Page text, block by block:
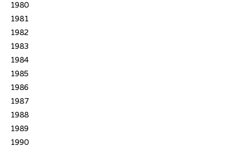
1980
1981
1982
1983
1984
1985
1986
1987
1988
1989
1990